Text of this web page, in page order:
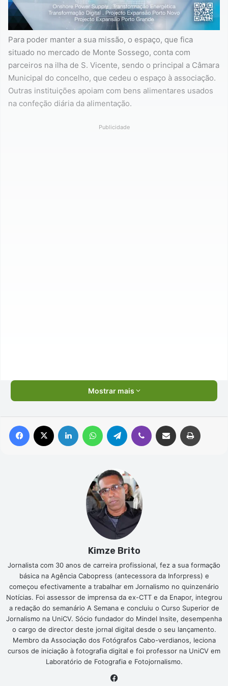
Para poder manter a sua missão, o espaço, que fica
situado no mercado de Monte Sossego, conta com
parceiros na ilha de S. Vicente, sendo o principal a Câmara
Municipal do concelho, que cedeu o espaço à associação.
Outras instituições apoiam com bens alimentares usados
na confeção diária da alimentação.
Publicidade
Mostrar mais
Facebook Linkedin WhatsAppTelegram Viber Compartilhar via e-mail
Kimze Brito
Jornalista com 30 anos de carreira profissional, fez a sua formação
básica na Agência Cabopress (antecessora da Inforpress) e
começou efectivamente a trabalhar em Jornalismo no quinzenário
Notícias. Foi assessor de imprensa da ex-CTT e da Enapor, integrou
a redação do semanário A Semana e concluiu o Curso Superior de
Jornalismo na UniCV. Sócio fundador do Mindel Insite, desempenha
o cargo de director deste jornal digital desde o seu lançamento.
Membro da Associação dos Fotógrafos Cabo-verdianos, leciona
cursos de iniciação à fotografia digital e foi professor na UniCV em
Laboratório de Fotografia e Fotojornalismo.